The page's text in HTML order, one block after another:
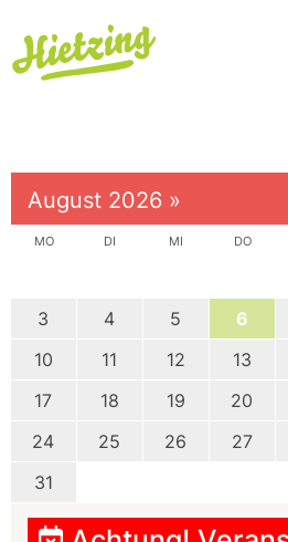
August 2026 »
MO DI MI DO
3
4 5 6
10
11 12 13
17
18 19 20
24
25 26 27
31